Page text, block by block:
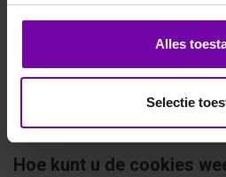
Alles
Selectie
informatie aan derden
wettelijk gehouden is en/of
informatie wel/niet gebruiken
diensten.
Hoe kunt u de cookies